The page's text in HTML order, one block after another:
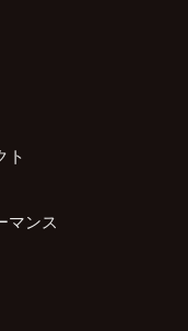
ト
マンス